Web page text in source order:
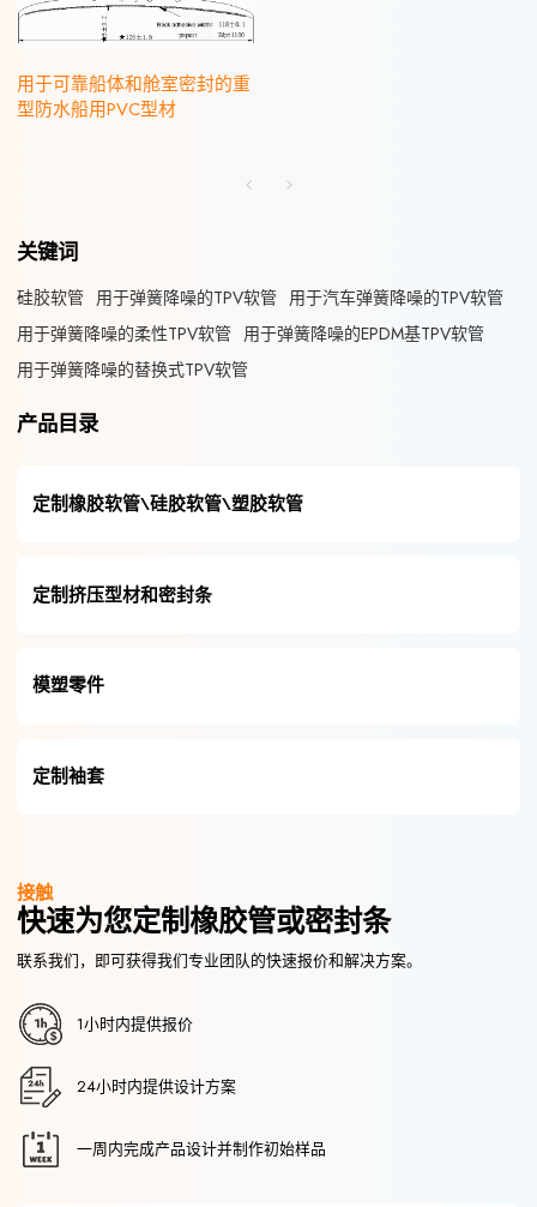
用于可靠船体和舱室密封的重
型防水船用PVC型材
关键词
硅胶软管 用于弹簧降噪的TPV软管 用于汽车弹簧降噪的TPV软管
用于弹簧降噪的柔性TPV软管 用于弹簧降噪的EPDM基TPV软管
用于弹簧降噪的替换式TPV软管
产品目录
定制橡胶软管\硅胶软管\塑胶软管
定制挤压型材和密封条
模塑零件
定制袖套
接触
快速为您定制橡胶管或密封条
联系我们，即可获得我们专业团队的快速报价和解决方案。
1小时内提供报价
24小时内提供设计方案
一周内完成产品设计并制作初始样品